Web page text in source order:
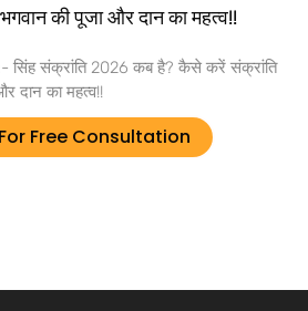
की पूजा और दान का महत्व!!
संक्रांति 2026 कब है? कैसे करें संक्रांति
दान का महत्व!!
Free Consultation